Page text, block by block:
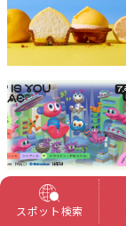
スポット検索